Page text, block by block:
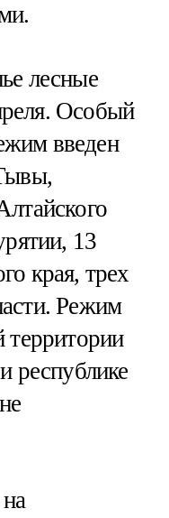
лесные
Особый
введен
13
края, трех
Режим
территории
республике